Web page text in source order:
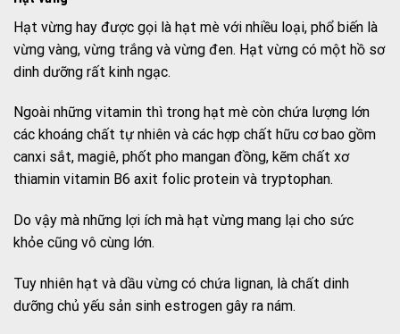
Hạt vừng hay được gọi là hạt mè với nhiều loại, phổ biến là
vừng vàng, vừng trắng và vừng đen. Hạt vừng có một hồ sơ
dinh dưỡng rất kinh ngạc.
Ngoài những vitamin thì trong hạt mè còn chứa lượng lớn
các khoáng chất tự nhiên và các hợp chất hữu cơ bao gồm
canxi sắt, magiê, phốt pho mangan đồng, kẽm chất xơ
thiamin vitamin B6 axit folic protein và tryptophan.
Do vậy mà những lợi ích mà hạt vừng mang lại cho sức
khỏe cũng vô cùng lớn.
Tuy nhiên hạt và dầu vừng có chứa lignan, là chất dinh
dưỡng chủ yếu sản sinh estrogen gây ra nám.